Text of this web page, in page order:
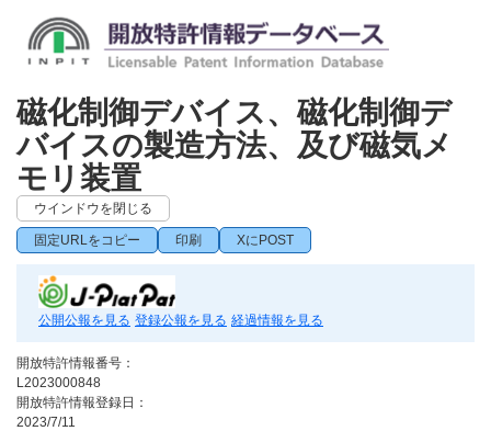
磁化制御デバイス、磁化制御デ
バイスの製造方法、及び磁気メ
モリ装置
ウインドウを閉じる
固定URLをコピー 印刷 XにPOST
公開公報を見る 登録公報を見る 経過情報を見る
開放特許情報番号：
L2023000848
開放特許情報登録日：
2023/7/11